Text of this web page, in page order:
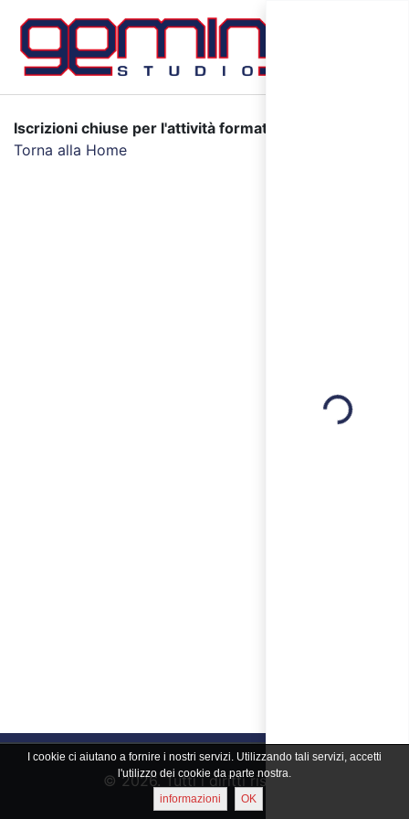
Iscrizioni chiuse per l'attività formativa selezionata.
Torna alla Home
Loading...
© 2026. Tutti i diritti riservati
I cookie ci aiutano a fornire i nostri servizi. Utilizzando tali servizi, accetti
l'utilizzo dei cookie da parte nostra.
informazioni
OK